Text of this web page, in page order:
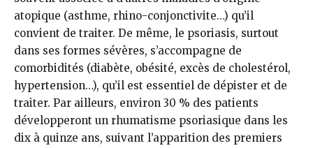
atopique (asthme, rhino-conjonctivite…) qu’il
convient de traiter. De même, le psoriasis, surtout
dans ses formes sévères, s’accompagne de
comorbidités (diabète, obésité, excès de cholestérol,
hypertension…), qu’il est essentiel de dépister et de
traiter. Par ailleurs, environ 30 % des patients
développeront un rhumatisme psoriasique dans les
dix à quinze ans, suivant l’apparition des premiers